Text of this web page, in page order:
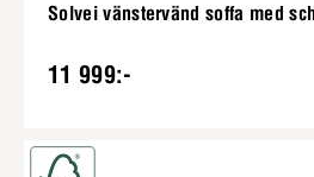
Solvei vänstervänd soffa med
11 999:-